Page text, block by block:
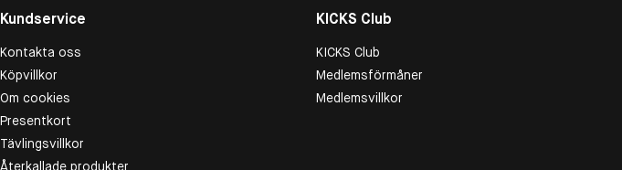
Kundservice
Kontakta oss
Köpvillkor
Om cookies
Presentkort
Tävlingsvillkor
Återkallade produkter
KICKS Club
KICKS Club
Medlemsförmåner
Medlemsvillkor